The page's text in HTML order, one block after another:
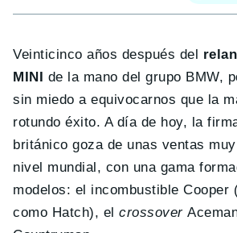
Veinticinco años después del
MINI de la mano del grupo BMW,
sin miedo a equivocarnos que la
rotundo éxito. A día de hoy, la
británico goza de unas ventas
nivel mundial, con una gama
modelos: el incombustible Cooper
como Hatch), elcrossover